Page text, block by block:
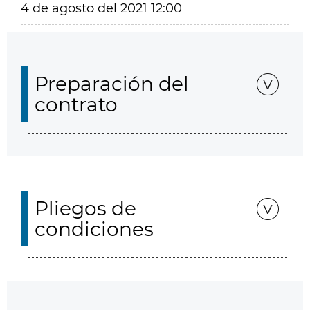
4 de agosto del 2021 12:00
Preparación del
contrato
Pliegos de
condiciones